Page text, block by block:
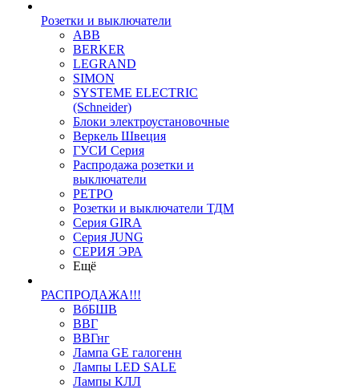
Розетки и выключатели
ABB
BERKER
LEGRAND
SIMON
SYSTEME ELECTRIC
(Schneider)
Блоки электроустановочные
Веркель Швеция
ГУСИ Серия
Распродажа розетки и
выключатели
РЕТРО
Розетки и выключатели ТДМ
Серия GIRA
Серия JUNG
СЕРИЯ ЭРА
Ещё
РАСПРОДАЖА!!!
ВбБШВ
ВВГ
ВВГнг
Лампа GE галогенн
Лампы LED SALE
Лампы КЛЛ